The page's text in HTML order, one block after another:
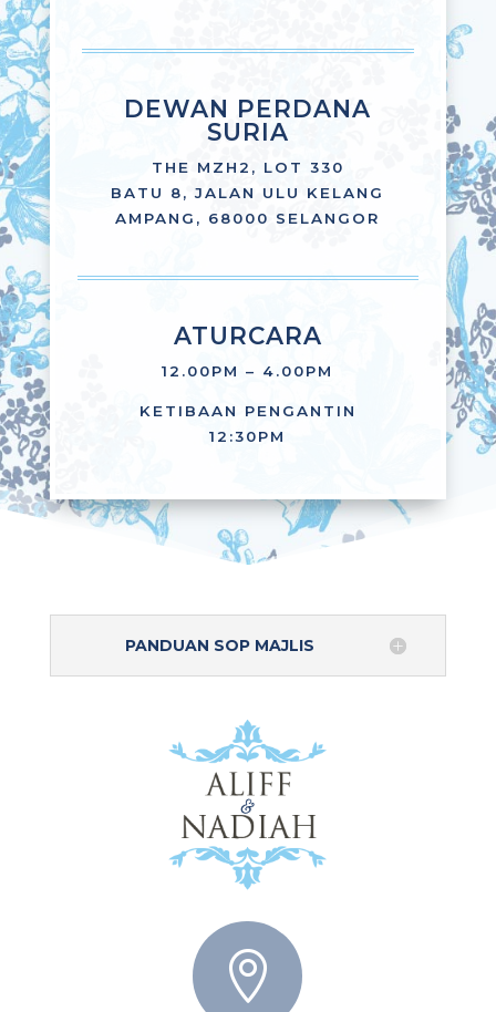
DEWAN PERDANA
SURIA
THE MZH2, LOT 330
BATU 8, JALAN ULU KELANG
AMPANG, 68000 SELANGOR
ATURCARA
12.00PM – 4.00PM
KETIBAAN PENGANTIN
12:30PM
PANDUAN SOP MAJLIS
